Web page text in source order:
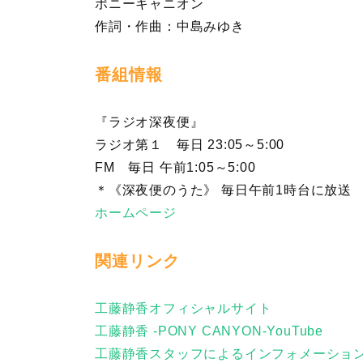
ポニーキャニオン
作詞・作曲：中島みゆき
番組情報
『ラジオ深夜便』
ラジオ第１ 毎日 23:05
FM 毎日 午前1:05～5:00
＊《深夜便のうた》 毎日午前1時台に放送
ホームページ
関連リンク
工藤静香オフィシャルサイト
工藤静香 -PONY CANYON-YouTube
工藤静香スタッフによるインフォメーショ